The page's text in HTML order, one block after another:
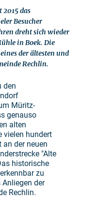
2015 das
Besucher
dreht sich wieder
in Boek. Die
der ältesten und
Rechlin.
den
Müritz-
genauso
alten
vielen hundert
an der neuen
"Alte
historische
zu
der
Rechlin.